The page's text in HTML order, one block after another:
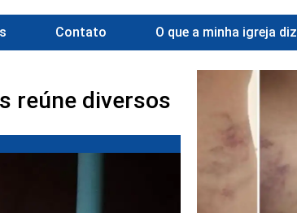
Contato O que a minha igreja diz
reúne diversos